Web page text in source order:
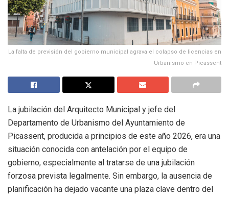
La falta de previsión del gobierno municipal agrava el colapso de licencias en
Urbanismo en Picassent
La jubilación del Arquitecto Municipal y jefe del
Departamento de Urbanismo del Ayuntamiento de
Picassent, producida a principios de este año 2026, era una
situación conocida con antelación por el equipo de
gobierno, especialmente al tratarse de una jubilación
forzosa prevista legalmente. Sin embargo, la ausencia de
planificación ha dejado vacante una plaza clave dentro del